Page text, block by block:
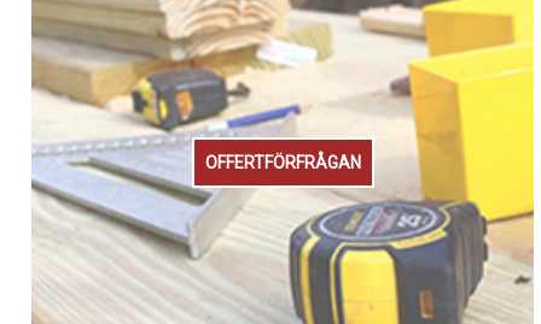
OFFERTFÖRFRÅGAN